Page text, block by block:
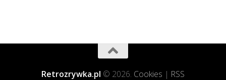
Retrozrywka.pl © 2026. Cookies | RSS